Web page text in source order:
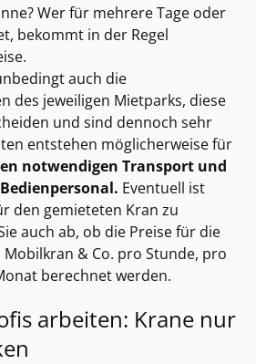
Wer für mehrere Tage oder
bekommt in der Regel
auch die
des jeweiligen Mietparks, diese
und sind dennoch sehr
entstehen möglicherweise für
notwendigen Transport und
Eventuell ist
den gemieteten Kran zu
auch ab, ob die Preise für die
& Co. pro Stunde, pro
berechnet werden.
arbeiten: Krane nur